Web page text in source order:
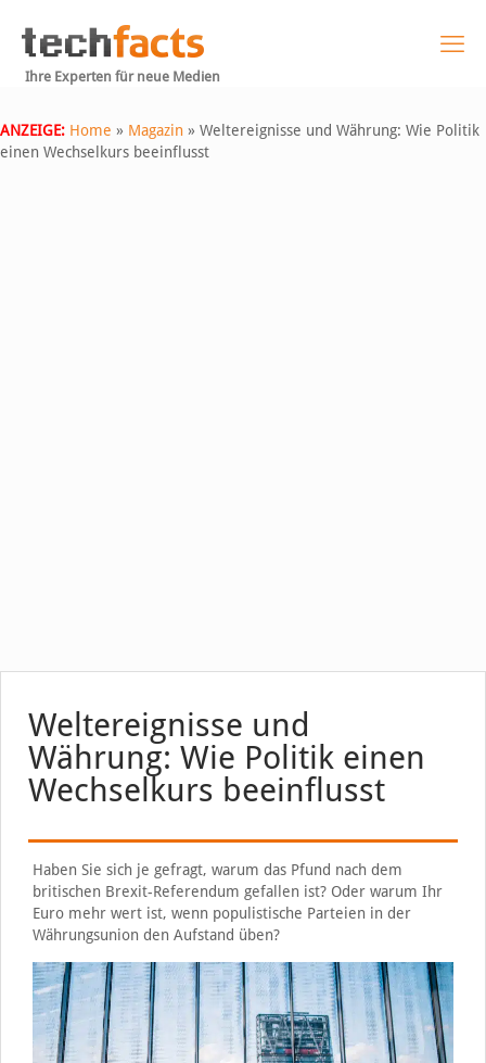
Ihre Experten für neue Medien
ANZEIGE: Home » Magazin » Weltereignisse und Währung: Wie Politik
einen Wechselkurs beeinflusst
Weltereignisse und
Währung: Wie Politik einen
Wechselkurs beeinflusst
Haben Sie sich je gefragt, warum das Pfund nach dem
britischen Brexit-Referendum gefallen ist? Oder warum Ihr
Euro mehr wert ist, wenn populistische Parteien in der
Währungsunion den Aufstand üben?